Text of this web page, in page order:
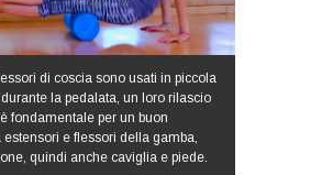
di coscia sono usati in piccola
la pedalata, un loro rilascio
fondamentale per un buon
estensori e flessori della gamba,
quindi anche caviglia e piede.